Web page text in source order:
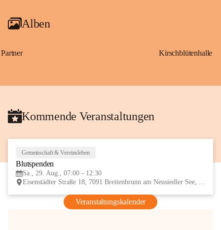
Alben
Partner Kirschblütenhalle
Kommende Veranstaltungen
Gemeinschaft & Vereinsleben
Blutspenden
Sa., 29. Aug., 07:00 - 12:30
Eisenstädter Straße 18, 7091 Breitenbrunn am Neusiedler See, AUT
Veranstaltungskalender